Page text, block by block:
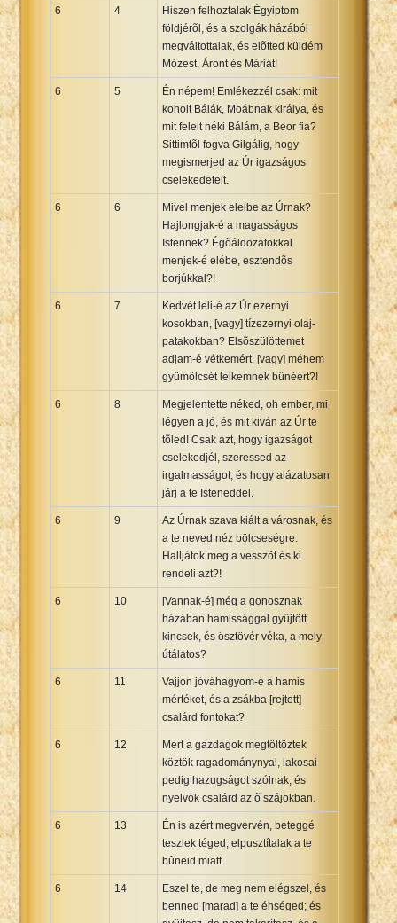
6 4
Hiszen felhoztalak Égyiptom
földjérõl, és a szolgák házából
megváltottalak, és elõtted küldém
Mózest, Áront és Máriát!
6 5
Én népem! Emlékezzél csak: mit
koholt Bálák, Moábnak királya, és
mit felelt néki Bálám, a Beor fia?
Sittimtõl fogva Gilgálig, hogy
megismerjed az Úr igazságos
cselekedeteit.
6 6
Mivel menjek eleibe az Úrnak?
Hajlongjak-é a magasságos
Istennek? Égõáldozatokkal
menjek-é elébe, esztendõs
borjúkkal?!
6 7
Kedvét leli-é az Úr ezernyi
kosokban, [vagy] tízezernyi olaj-
patakokban? Elsõszülöttemet
adjam-é vétkemért, [vagy] méhem
gyümölcsét lelkemnek bûnéért?!
6 8
Megjelentette néked, oh ember, mi
légyen a jó, és mit kiván az Úr te
tõled! Csak azt, hogy igazságot
cselekedjél, szeressed az
irgalmasságot, és hogy alázatosan
járj a te Isteneddel.
6 9
Az Úrnak szava kiált a városnak, és
a te neved néz bölcseségre.
Halljátok meg a vesszõt és ki
rendeli azt?!
6 10
[Vannak-é] még a gonosznak
házában hamissággal gyûjtött
kincsek, és ösztövér véka, a mely
útálatos?
6 11
Vajjon jóváhagyom-é a hamis
mértéket, és a zsákba [rejtett]
csalárd fontokat?
6 12
Mert a gazdagok megtöltöztek
köztök ragadománynyal, lakosai
pedig hazugságot szólnak, és
nyelvök csalárd az õ szájokban.
6 13
Én is azért megvervén, beteggé
teszlek téged; elpusztítalak a te
bûneid miatt.
6 14
Eszel te, de meg nem elégszel, és
benned [marad] a te éhséged; és